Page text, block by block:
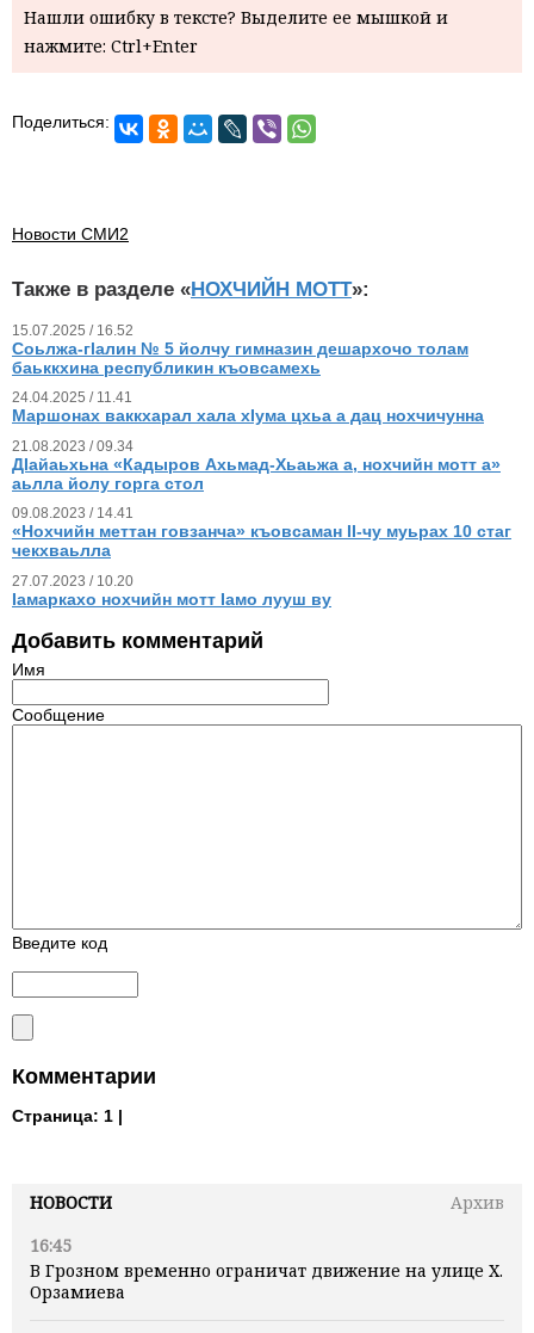
НОВОСТИ
Архив
16:45
В Грозном временно ограничат движение на улице Х.
Орзамиева
Нашли ошибку в тексте? Выделите ее мышкой и
нажмите: Ctrl+Enter
Поделиться:
Новости СМИ2
Также в разделе «НОХЧИЙН МОТТ»:
15.07.2025 / 16.52
Соьлжа-гlалин № 5 йолчу гимназин дешархочо толам
баьккхина республикин къовсамехь
24.04.2025 / 11.41
Маршонах ваккхарал хала хIума цхьа а дац нохчичунна
21.08.2023 / 09.34
ДӀайаьхьна «Кадыров Ахьмад-Хьаьжа а, нохчийн мотт а»
аьлла йолу горга стол
09.08.2023 / 14.41
«Нохчийн меттан говзанча» къовсаман II-чу муьрах 10 стаг
чекхваьлла
27.07.2023 / 10.20
Iамаркахо нохчийн мотт Iамо лууш ву
Добавить комментарий
Имя
Сообщение
Введите код
Комментарии
Страница: 1 |